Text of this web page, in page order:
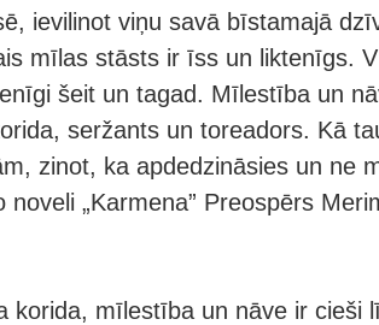
ievilinot viņu savā bīstamajā
mīlas stāsts ir īss un liktenīgs.
šeit un tagad. Mīlestība un
seržants un toreadors. Kā
zinot, ka apdedzināsies un ne
noveli „Karmena” Preospērs
korida, mīlestība un nāve ir cieši